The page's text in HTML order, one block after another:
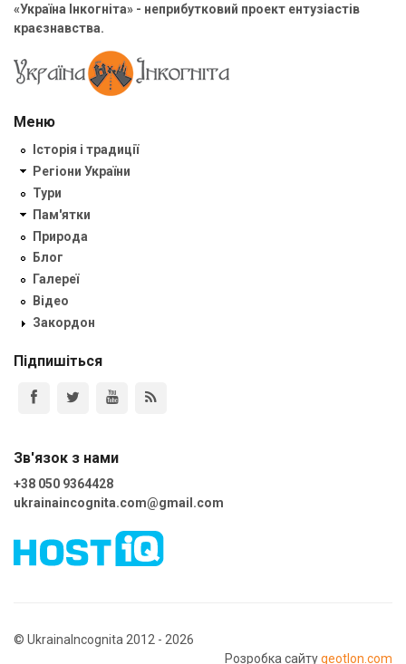
«Україна Інкогніта» - неприбутковий проект ентузіастів
краєзнавства.
Меню
Історія і традиції
Регіони України
Тури
Пам'ятки
Природа
Блог
Галереї
Відео
Закордон
Підпишіться
Зв'язок з нами
+38 050 9364428
ukrainaincognita.com@gmail.com
© UkrainaIncognita 2012 - 2026
Розробка сайтуgeotlon.com